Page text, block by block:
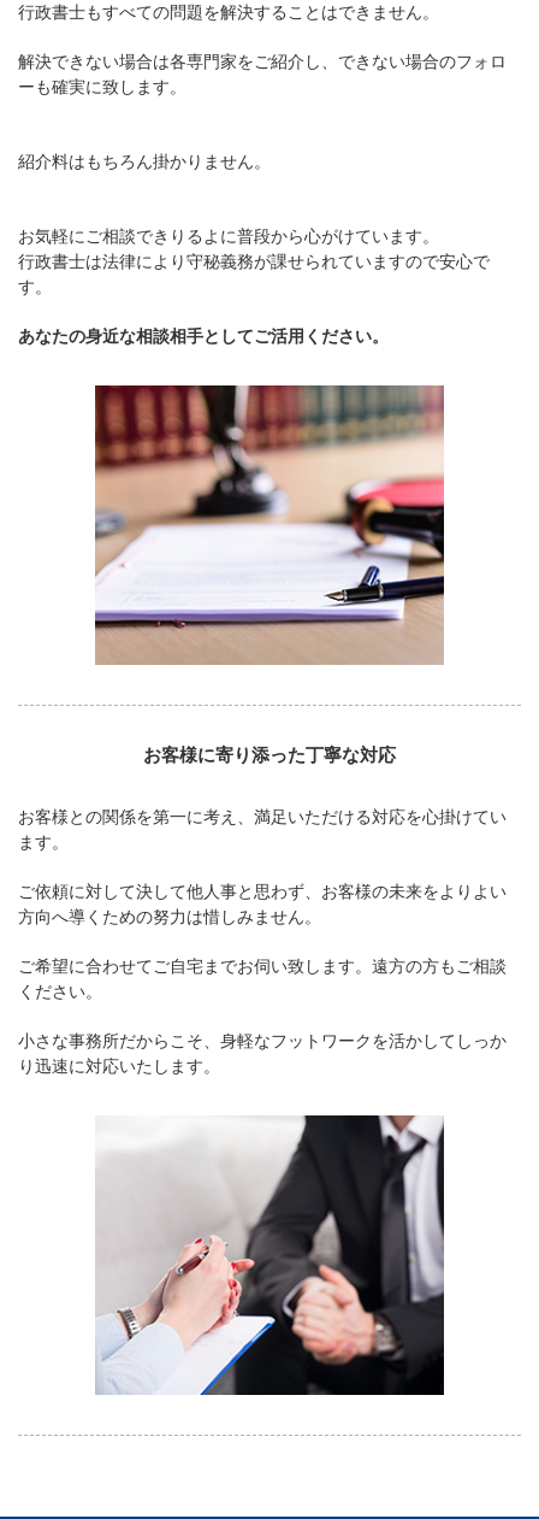
行政書士もすべての問題を解決することはできません。
解決できない場合は各専門家をご紹介し、できない場合のフォロ
ーも確実に致します。
紹介料はもちろん掛かりません。
お気軽にご相談できりるよに普段から心がけています。
行政書士は法律により守秘義務が課せられていますので安心で
す。
あなたの身近な相談相手としてご活用ください。
お客様に寄り添った丁寧な対応
お客様との関係を第一に考え、満足いただける対応を心掛けてい
ます。
ご依頼に対して決して他人事と思わず、お客様の未来をよりよい
方向へ導くための努力は惜しみません。
ご希望に合わせてご自宅までお伺い致します。遠方の方もご相談
ください。
小さな事務所だからこそ、身軽なフットワークを活かしてしっか
り迅速に対応いたします。